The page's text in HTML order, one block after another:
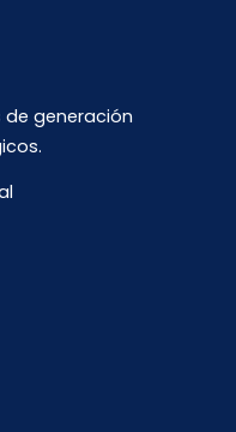
de generación